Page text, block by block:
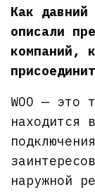
Как давний
описали
компаний,
WOO — это
находится
наружной